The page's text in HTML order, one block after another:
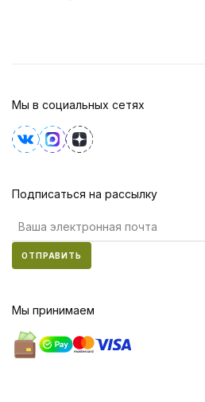
Мы в социальных сетях
Подписаться на рассылку
ОТПРАВИТЬ
Мы принимаем